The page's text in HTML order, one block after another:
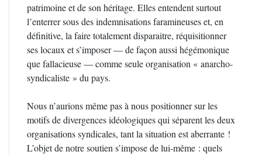
patrimoine et de son héritage. Elles entendent surtout
l’enterrer sous des indemnisations faramineuses et, en
définitive, la faire totalement disparaitre, réquisitionner
ses locaux et s’imposer — de façon aussi hégémonique
que fallacieuse — comme seule organisation « anarcho-
syndicaliste » du pays.
Nous n’aurions même pas à nous positionner sur les
motifs de divergences idéologiques qui séparent les deux
organisations syndicales, tant la situation est aberrante !
L’objet de notre soutien s’impose de lui-même : quels